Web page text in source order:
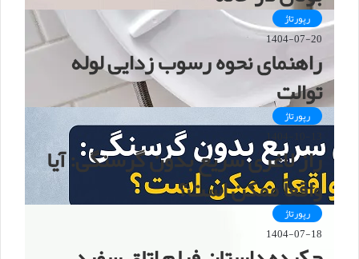
رپورتاژ
1404-07-20
راهنمای نحوه رسوب زدایی لوله
توالت
رپورتاژ
1404-10-13
راز لاغری سریع بدون گرسنگی: آیا
واقعاً ممکن است؟
رپورتاژ
1404-07-18